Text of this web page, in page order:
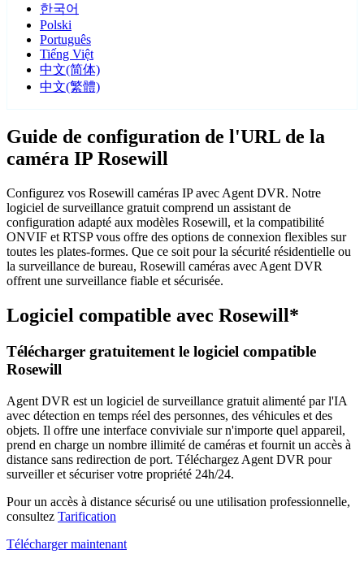
한국어
Polski
Português
Tiếng Việt
中文(简体)
中文(繁體)
Guide de configuration de l'URL de la
caméra IP Rosewill
Configurez vos Rosewill caméras IP avec Agent DVR. Notre
logiciel de surveillance gratuit comprend un assistant de
configuration adapté aux modèles Rosewill, et la compatibilité
ONVIF et RTSP vous offre des options de connexion flexibles sur
toutes les plates-formes. Que ce soit pour la sécurité résidentielle ou
la surveillance de bureau, Rosewill caméras avec Agent DVR
offrent une surveillance fiable et sécurisée.
Logiciel compatible avec Rosewill*
Télécharger gratuitement le logiciel compatible
Rosewill
Agent DVR est un logiciel de surveillance gratuit alimenté par l'IA
avec détection en temps réel des personnes, des véhicules et des
objets. Il offre une interface conviviale sur n'importe quel appareil,
prend en charge un nombre illimité de caméras et fournit un accès à
distance sans redirection de port. Téléchargez Agent DVR pour
surveiller et sécuriser votre propriété 24h/24.
Pour un accès à distance sécurisé ou une utilisation professionnelle,
consultez Tarification
Télécharger maintenant